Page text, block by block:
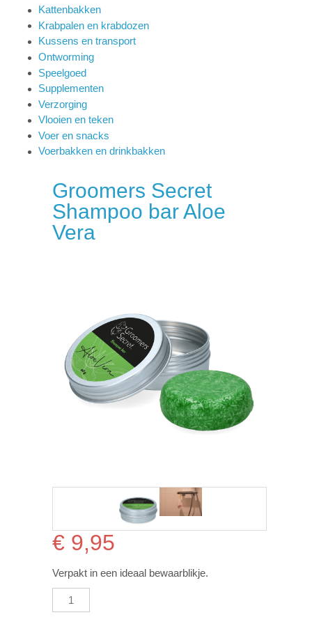
Kattenbakken
Krabpalen en krabdozen
Kussens en transport
Ontworming
Speelgoed
Supplementen
Verzorging
Vlooien en teken
Voer en snacks
Voerbakken en drinkbakken
Groomers Secret
Shampoo bar Aloe
Vera
€ 9,95
Verpakt in een ideaal bewaarblikje.
Groomers
Secret